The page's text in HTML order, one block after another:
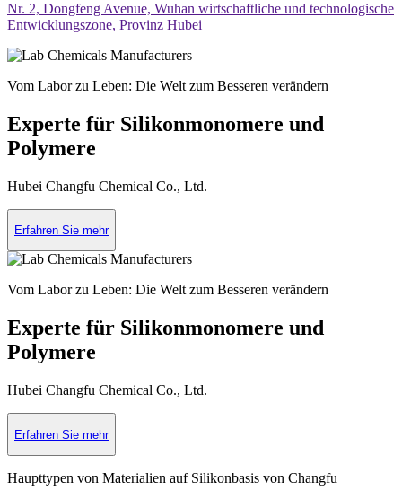
Nr. 2, Dongfeng Avenue, Wuhan wirtschaftliche und technologische
Entwicklungszone, Provinz Hubei
Vom Labor zu Leben: Die Welt zum Besseren verändern
Experte für Silikonmonomere und
Polymere
Hubei Changfu Chemical Co., Ltd.
Erfahren Sie mehr
Vom Labor zu Leben: Die Welt zum Besseren verändern
Experte für Silikonmonomere und
Polymere
Hubei Changfu Chemical Co., Ltd.
Erfahren Sie mehr
Haupttypen von Materialien auf Silikonbasis von Changfu